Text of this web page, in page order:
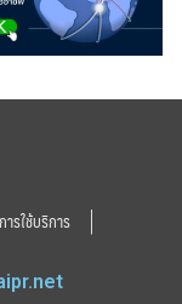
รใช้บริการ